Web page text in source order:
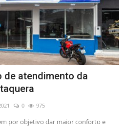
de atendimento da
0 975
por objetivo dar maior conforto e